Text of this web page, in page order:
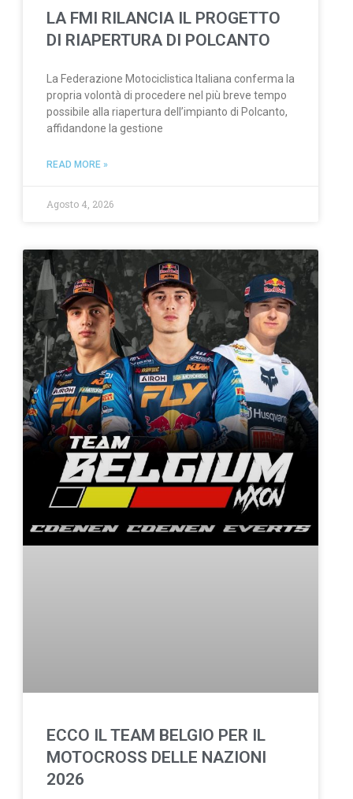
LA FMI RILANCIA IL PROGETTO
DI RIAPERTURA DI POLCANTO
La Federazione Motociclistica Italiana conferma la
propria volontà di procedere nel più breve tempo
possibile alla riapertura dell’impianto di Polcanto,
affidandone la gestione
READ MORE »
Agosto 4, 2026
ECCO IL TEAM BELGIO PER IL
MOTOCROSS DELLE NAZIONI
2026